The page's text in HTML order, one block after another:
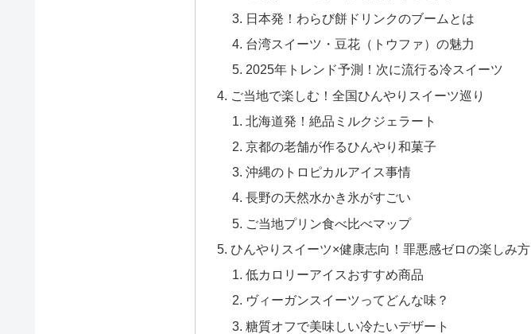
日本発！わらび餅ドリンクのブームとは
台湾スイーツ・豆花（トウファ）の魅力
2025年トレンド予測！次に流行る冷スイーツ
ご当地で楽しむ！全国ひんやりスイーツ巡り
北海道発！絶品ミルクジェラート
京都の老舗が作るひんやり和菓子
沖縄のトロピカルアイス事情
長野の天然水かき氷がすごい
ご当地プリン食べ比べマップ
ひんやりスイーツ×健康志向！罪悪感ゼロの楽しみ方
低カロリーアイスおすすめ商品
ヴィーガンスイーツってどんな味？
糖質オフで美味しい冷たいデザート